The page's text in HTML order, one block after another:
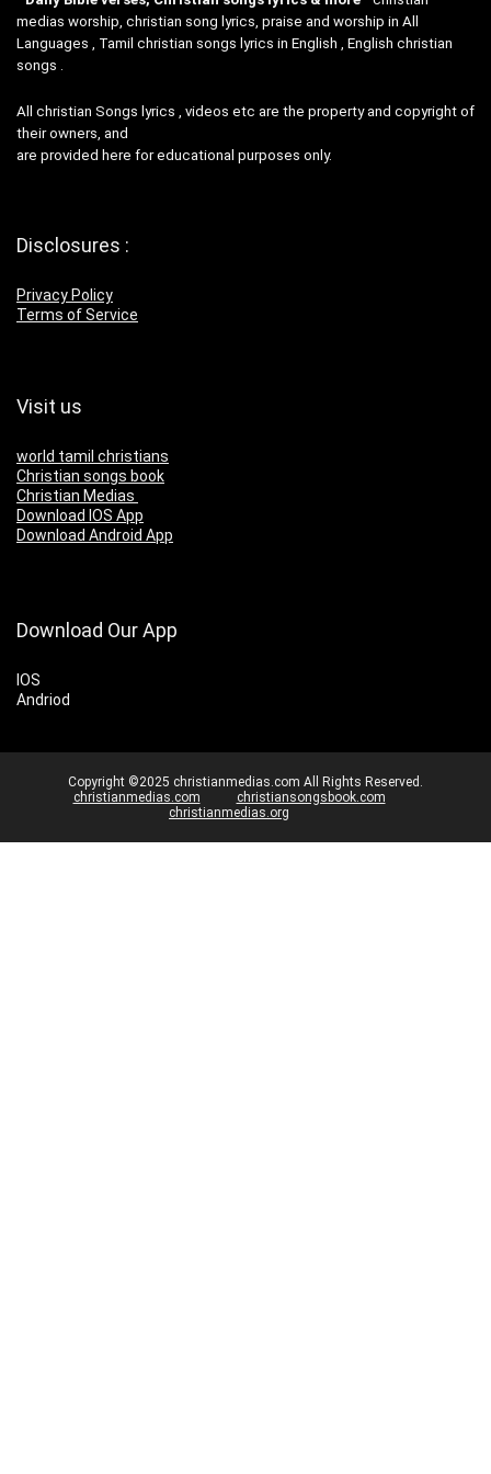
medias worship, christian song lyrics, praise and worship in All
Languages , Tamil christian songs lyrics in English , English christian
songs .
All christian Songs lyrics , videos etc are the property and copyright of
their owners, and
are provided here for educational purposes only.
Disclosures :
Privacy Policy
Terms of Service
Visit us
world tamil christians
Christian songs book
Christian Medias
Download IOS App
Download Android App
Download Our App
IOS
Andriod
Copyright ©2025 christianmedias.com All Rights Reserved.
christianmedias.com
christiansongsbook.com
christianmedias.org